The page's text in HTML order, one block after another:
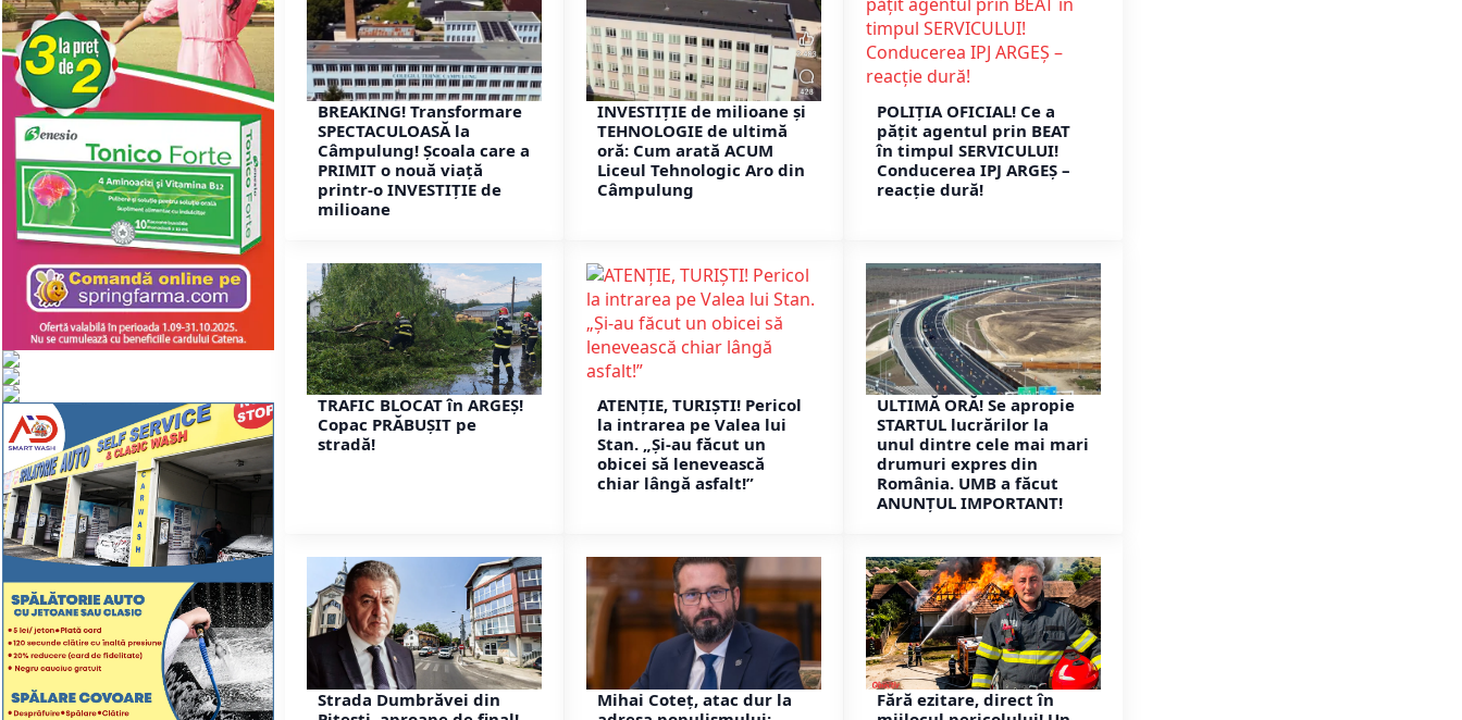
BREAKING! Transformare
SPECTACULOASĂ la
Câmpulung! Școala care a
PRIMIT o nouă viață
printr-o INVESTIȚIE de
milioane
INVESTIȚIE de milioane și
TEHNOLOGIE de ultimă
oră: Cum arată ACUM
Liceul Tehnologic Aro din
Câmpulung
POLIȚIA OFICIAL! Ce a
pățit agentul prin BEAT
în timpul SERVICULUI!
Conducerea IPJ ARGEȘ –
reacție dură!
TRAFIC BLOCAT în ARGEȘ!
Copac PRĂBUȘIT pe
stradă!
ATENȚIE, TURIȘTI! Pericol
la intrarea pe Valea lui
Stan. „Și-au făcut un
obicei să lenevească
chiar lângă asfalt!”
ULTIMĂ ORĂ! Se apropie
STARTUL lucrărilor la
unul dintre cele mai mari
drumuri expres din
România. UMB a făcut
ANUNȚUL IMPORTANT!
Strada Dumbrăvei din
Mihai Coteț, atac dur la
Fără ezitare, direct în